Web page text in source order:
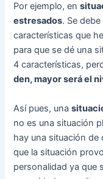
Por ejemplo, en
estresados. Se
características que
para que se dé una
4 características,
den, mayor será el
Así pues, una
no es una situación
hay una situación
que la situación
personalidad ya que